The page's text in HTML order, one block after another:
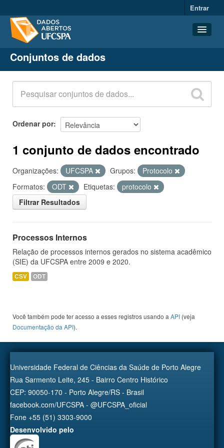
Entrar
Conjuntos de dados
Organizações
Grupos
Sobre
Conjuntos de dados
Ordenar por
1 conjunto de dados encontrado
Organizações: UFCSPA Grupos:
Protocolo
Formatos:
ODT Etiquetas:
protocolo
Filtrar Resultados
Processos Internos
Relação de processos internos gerados no sistema acadêmico
(SIE) da UFCSPA entre 2009 e 2020.
CSV ODT
Você também pode ter acesso a esses registros usando a API (veja
Documentação da API).
Universidade Federal de Ciências da Saúde de Porto Alegre
Rua Sarmento Leite, 245 - Bairro Centro Histórico
CEP: 90050-170 - Porto Alegre/RS - Brasil
facebook.com/UFCSPA - @UFCSPA_oficial
Fone +55 (51) 3303-9000
Desenvolvido pelo